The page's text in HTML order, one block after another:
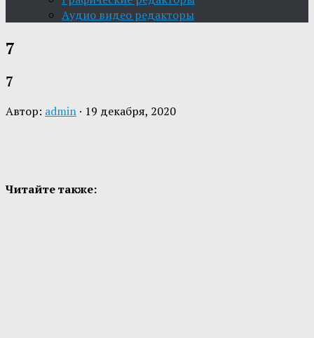
Aудио видео редакторы
7
7
Автор: admin · 19 декабря, 2020
Читайте также: